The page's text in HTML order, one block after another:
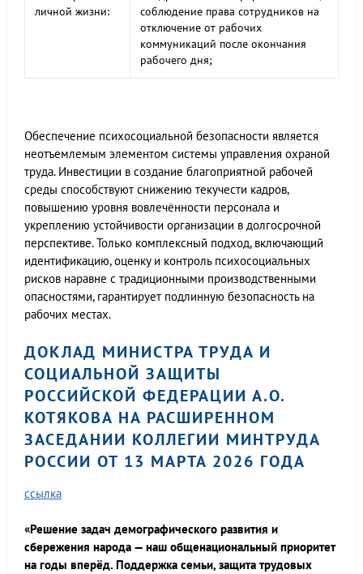
личной жизни:
соблюдение права сотрудников на
отключение от рабочих
коммуникаций после окончания
рабочего дня;
Обеспечение психосоциальной безопасности является
неотъемлемым элементом системы управления охраной
труда. Инвестиции в создание благоприятной рабочей
среды способствуют снижению текучести кадров,
повышению уровня вовлечённости персонала и
укреплению устойчивости организации в долгосрочной
перспективе. Только комплексный подход, включающий
идентификацию, оценку и контроль психосоциальных
рисков наравне с традиционными производственными
опасностями, гарантирует подлинную безопасность на
рабочих местах.
ДОКЛАД МИНИСТРА ТРУДА И
СОЦИАЛЬНОЙ ЗАЩИТЫ
РОССИЙСКОЙ ФЕДЕРАЦИИ А.О.
КОТЯКОВА НА РАСШИРЕННОМ
ЗАСЕДАНИИ КОЛЛЕГИИ МИНТРУДА
РОССИИ ОТ 13 МАРТА 2026 ГОДА
ссылка
«Решение задач демографического развития и
сбережения народа — наш общенациональный приоритет
на годы вперёд. Поддержка семьи, защита трудовых